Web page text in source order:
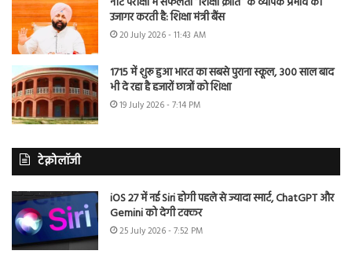
उजागर करती है: शिक्षा मंत्री बैंस
20 July 2026 - 11:43 AM
1715 में शुरू हुआ भारत का सबसे पुराना स्कूल, 300 साल बाद
भी दे रहा है हजारों छात्रों को शिक्षा
19 July 2026 - 7:14 PM
टेक्नोलॉजी
iOS 27 में नई Siri होगी पहले से ज्यादा स्मार्ट, ChatGPT और
Gemini को देगी टक्कर
25 July 2026 - 7:52 PM